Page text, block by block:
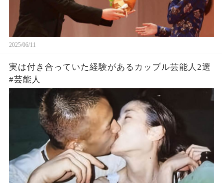
2025/06/11
実は付き合っていた経験があるカップル芸能人2選
#芸能人